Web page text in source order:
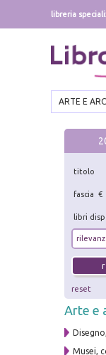
libreria
ARTE E
titolo
fascia €
libri
reset
Arte e
Musei,